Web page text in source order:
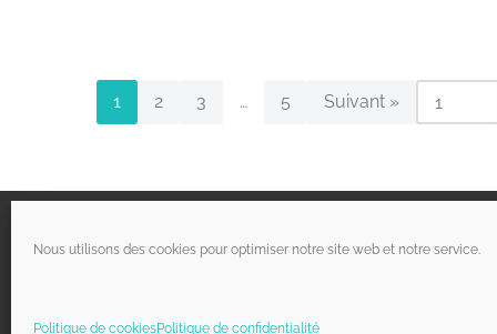
Nous utilisons des cookies pour optimiser notre site web et notre service.
Politique de cookiesPolitique de confidentialité
1 2 3 … 5 Suivant »
Qui sommes-nous ?